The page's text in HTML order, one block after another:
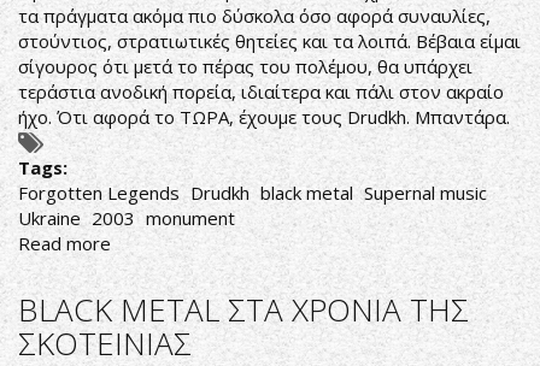
τα πράγματα ακόμα πιο δύσκολα όσο αφορά συναυλίες,
στούντιος, στρατιωτικές θητείες και τα λοιπά. Βέβαια είμαι
σίγουρος ότι μετά το πέρας του πολέμου, θα υπάρχει
τεράστια ανοδική πορεία, ιδιαίτερα και πάλι στον ακραίο
ήχο. Ότι αφορά το ΤΩΡΑ, έχουμε τους Drudkh. Μπαντάρα.
Tags:
Forgotten Legends Drudkh black metal Supernal music
Ukraine 2003 monument
Read more about
Drudkh-
Forgotten
Legends
BLACK METAL ΣΤΑ ΧΡΟΝΙΑ ΤΗΣ
ΣΚΟΤΕΙΝΙΑΣ